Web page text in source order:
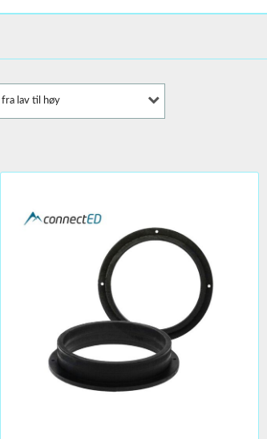
fra lav til høy